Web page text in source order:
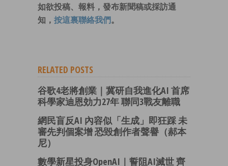
如欲投稿、報料，發布新聞稿或採訪通
知， 按這裏聯絡我們 。
RELATED POSTS
谷歌4老將創業｜冀研自我進化AI 首席
科學家迪恩効力27年 聯同3戰友離職
網民盲反AI 內容似「生成」即狂踩 未
審先判個案增 恐毀創作者聲譽（郝本
尼）
數學新星投身OpenAI｜誓阻AI滅世 齊